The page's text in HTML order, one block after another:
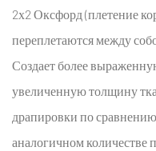
2х2 Оксфорд (плетение
переплетаются между
Создает более
увеличенную толщину
драпировки по
аналогичном количестве